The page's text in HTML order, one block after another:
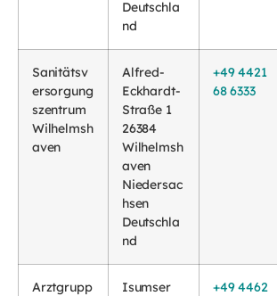
Deutschla
nd
Sanitätsv
ersorgung
szentrum
Wilhelmsh
aven
Alfred-
Eckhardt-
Straße 1
26384
Wilhelmsh
aven
Niedersac
hsen
Deutschla
nd
+49 4421
68 6333
Arztgrupp
Isumser
+49 4462